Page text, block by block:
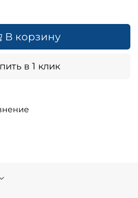
В корзину
в 1 клик